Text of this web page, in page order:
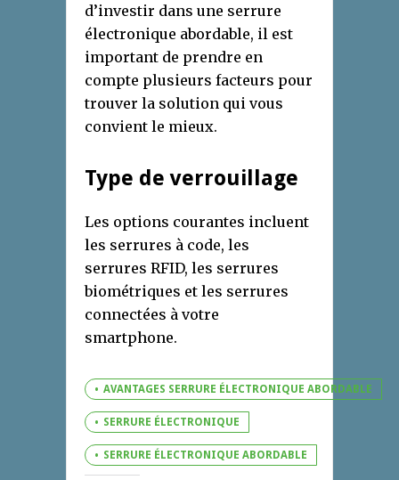
d’investir dans une serrure
électronique abordable, il est
important de prendre en
compte plusieurs facteurs pour
trouver la solution qui vous
convient le mieux.
Type de verrouillage
Les options courantes incluent
les serrures à code, les
serrures RFID, les serrures
biométriques et les serrures
connectées à votre
smartphone.
AVANTAGES SERRURE ÉLECTRONIQUE ABORDABLE
SERRURE ÉLECTRONIQUE
SERRURE ÉLECTRONIQUE ABORDABLE